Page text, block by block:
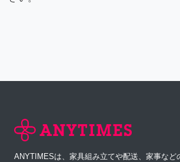
ANYTIMESは、家具組み立てや配送、家事など